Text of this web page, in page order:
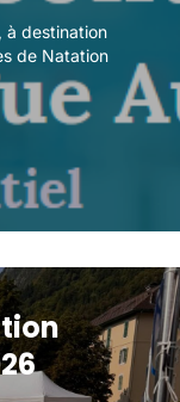
à destination
de Natation
à destination
de Natation